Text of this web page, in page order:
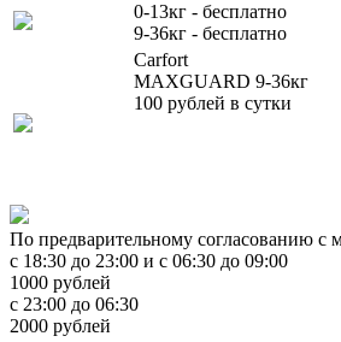
0-13кг - бесплатно
9-36кг - бесплатно
Carfort
MAXGUARD 9-36кг
100 рублей в сутки
По предварительному согласованию с
с 18:30 до 23:00 и с 06:30 до 09:00
1000 рублей
с 23:00 до 06:30
2000 рублей